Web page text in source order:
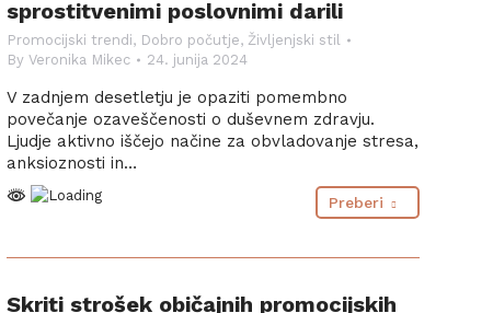
sprostitvenimi poslovnimi darili
Promocijski trendi, Dobro počutje, Življenjski stil
ByVeronika Mikec 24. junija 2024
V zadnjem desetletju je opaziti pomembno
povečanje ozaveščenosti o duševnem zdravju.
Ljudje aktivno iščejo načine za obvladovanje stresa,
anksioznosti in…
Preberi
Skriti strošek običajnih promocijskih